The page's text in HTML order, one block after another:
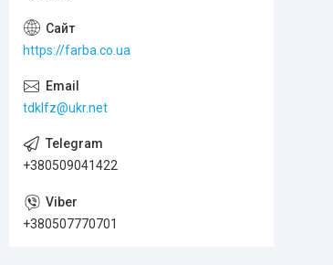
https://farba.co.ua
tdklfz@ukr.net
+380509041422
+380507770701